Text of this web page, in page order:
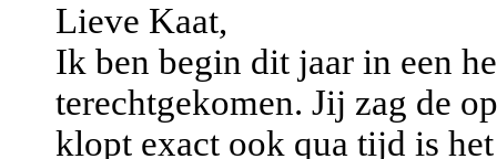
Lieve Kaat,
Ik ben begin dit jaar in een
terechtgekomen. Jij zag de
klopt exact ook qua tijd is